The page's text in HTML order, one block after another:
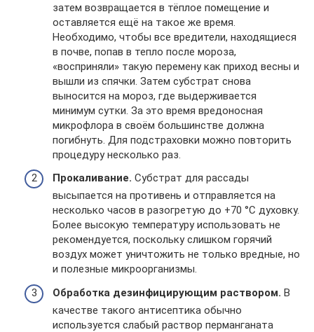
затем возвращается в тёплое помещение и
оставляется ещё на такое же время.
Необходимо, чтобы все вредители, находящиеся
в почве, попав в тепло после мороза,
«восприняли» такую перемену как приход весны и
вышли из спячки. Затем субстрат снова
выносится на мороз, где выдерживается
минимум сутки. За это время вредоносная
микрофлора в своём большинстве должна
погибнуть. Для подстраховки можно повторить
процедуру несколько раз.
Прокаливание. Субстрат для рассады
высыпается на противень и отправляется на
несколько часов в разогретую до +70 °С духовку.
Более высокую температуру использовать не
рекомендуется, поскольку слишком горячий
воздух может уничтожить не только вредные, но
и полезные микроорганизмы.
Обработка дезинфицирующим раствором. В
качестве такого антисептика обычно
используется слабый раствор перманганата